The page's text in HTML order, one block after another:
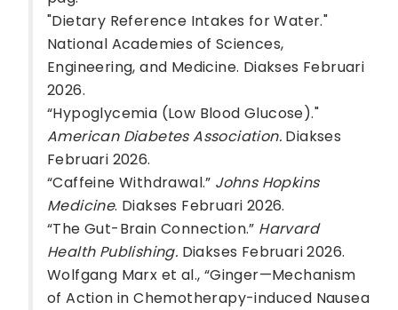
"Dietary Reference Intakes for Water."
National Academies of Sciences,
Engineering, and Medicine. Diakses Februari
2026.
“Hypoglycemia (Low Blood Glucose)."
American Diabetes Association. Diakses
Februari 2026.
“Caffeine Withdrawal.” Johns Hopkins
Medicine. Diakses Februari 2026.
“The Gut-Brain Connection.” Harvard
Health Publishing. Diakses Februari 2026.
Wolfgang Marx et al., “Ginger—Mechanism
of Action in Chemotherapy-induced Nausea